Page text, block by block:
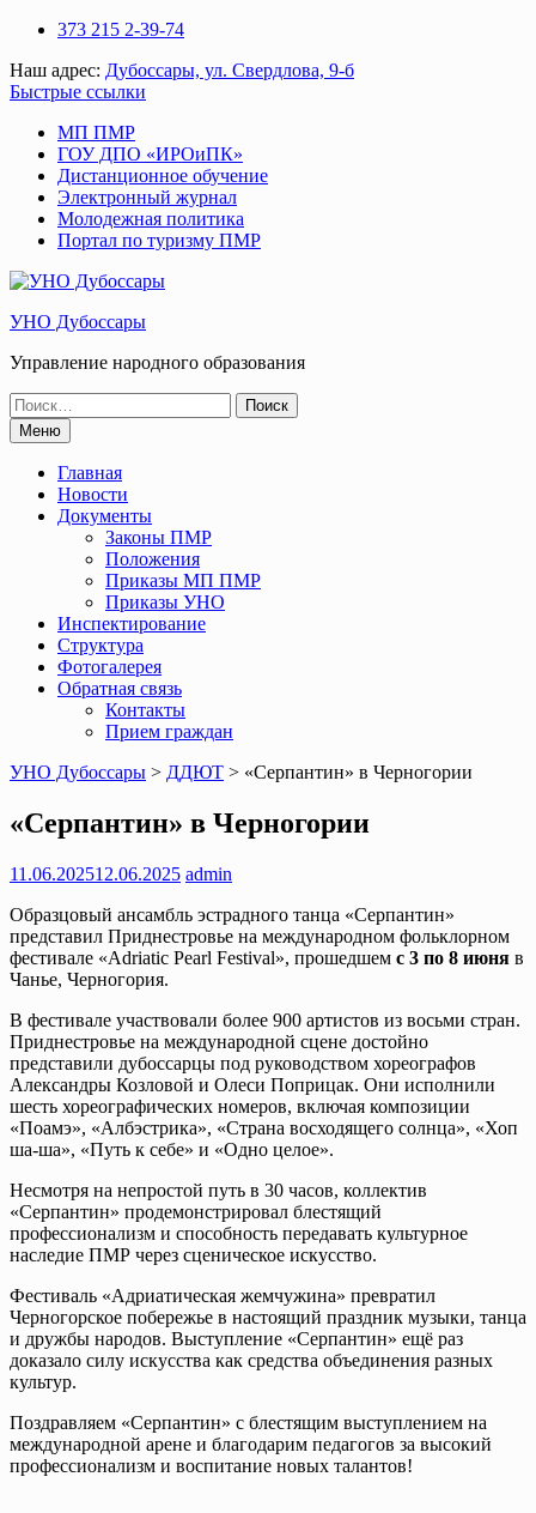
Перейти
содержимому
373 215 2-39-74
Наш адрес: Дубоссары, ул. Свердлова, 9-б
Быстрые ссылки
МП ПМР
ГОУ ДПО «ИРОиПК»
Дистанционное обучение
Электронный журнал
Молодежная политика
Портал по туризму ПМР
УНО Дубоссары
Управление народного образования
Поиск
по:Меню
Главная
Новости
Документы
Законы ПМР
Положения
Приказы МП ПМР
Приказы УНО
Инспектирование
Структура
Фотогалерея
Обратная связь
Контакты
Прием граждан
УНО Дубоссары > ДДЮТ > «Серпантин» в Черногории
«Серпантин» в Черногории
11.06.202512.06.2025 admin
Образцовый ансамбль эстрадного танца «Серпантин»
представил Приднестровье на международном фольклорном
фестивале «Adriatic Pearl Festival», прошедшем с 3 по 8 июня в
Чанье, Черногория.
В фестивале участвовали более 900 артистов из восьми стран.
Приднестровье на международной сцене достойно
представили дубоссарцы под руководством хореографов
Александры Козловой и Олеси Поприцак. Они исполнили
шесть хореографических номеров, включая композиции
«Поамэ», «Албэстрика», «Страна восходящего солнца», «Хоп
ша‑ша», «Путь к себе» и «Одно целое».
Несмотря на непростой путь в 30 часов, коллектив
«Серпантин» продемонстрировал блестящий
профессионализм и способность передавать культурное
наследие ПМР через сценическое искусство.
Фестиваль «Адриатическая жемчужина» превратил
Черногорское побережье в настоящий праздник музыки, танца
и дружбы народов. Выступление «Серпантин» ещё раз
доказало силу искусства как средства объединения разных
культур.
Поздравляем «Серпантин» с блестящим выступлением на
международной арене и благодарим педагогов за высокий
профессионализм и воспитание новых талантов!